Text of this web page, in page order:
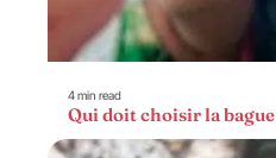
4 min read
Qui doit choisir la